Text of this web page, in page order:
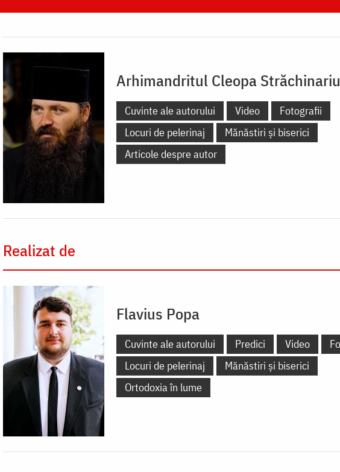
Arhimandritul Cleopa Străchinariu
Cuvinte ale autorului Video
Fotografii
Locuri de pelerinaj
Mănăstiri și biserici
Articole despre autor
Realizat de
Flavius Popa
Cuvinte ale autorului Predici Video
Locuri de pelerinaj
Mănăstiri și biserici
Ortodoxia în lume